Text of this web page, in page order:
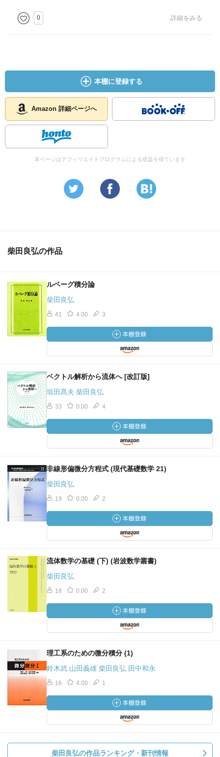
0 詳細をみる
本棚に登録する
Amazon 詳細ページへ
本ページはアフィリエイトプログラムによる収益を得ています
柴田良弘の作品
ルベーグ積分論
柴田良弘
41 4.00 3
ベクトル解析から流体へ [改訂版]
垣田髙夫 柴田良弘
33 0.00 4
非線形偏微分方程式 (現代基礎数学 21)
柴田良弘
19 0.00 2
流体数学の基礎 (下) (岩波数学叢書)
柴田良弘
18 0.00 2
理工系のための微分積分 (1)
鈴木武 山田義雄 柴田良弘 田中和永
16 4.00 1
柴田良弘の作品ランキング・新刊情報